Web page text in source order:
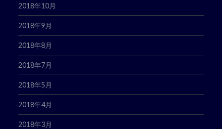
2018年10月
2018年9月
2018年8月
2018年7月
2018年5月
2018年4月
2018年3月